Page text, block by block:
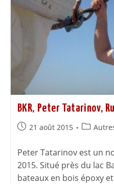
BKR, Peter Tatarinov,
21 août 2015
Peter Tatarinov est un
2015. Situé près du lac
bateaux en bois époxy